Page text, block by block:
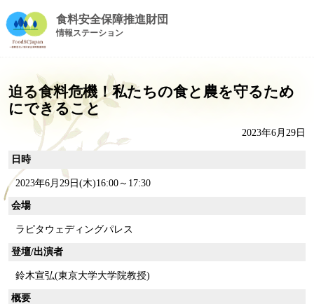
食料安全保障推進財団
情報ステーション
迫る食料危機！私たちの食と農を守るため
にできること
2023年6月29日
日時
2023年6月29日(木)16:00～17:30
会場
ラピタウェディングパレス
登壇/出演者
鈴木宣弘(東京大学大学院教授)
概要